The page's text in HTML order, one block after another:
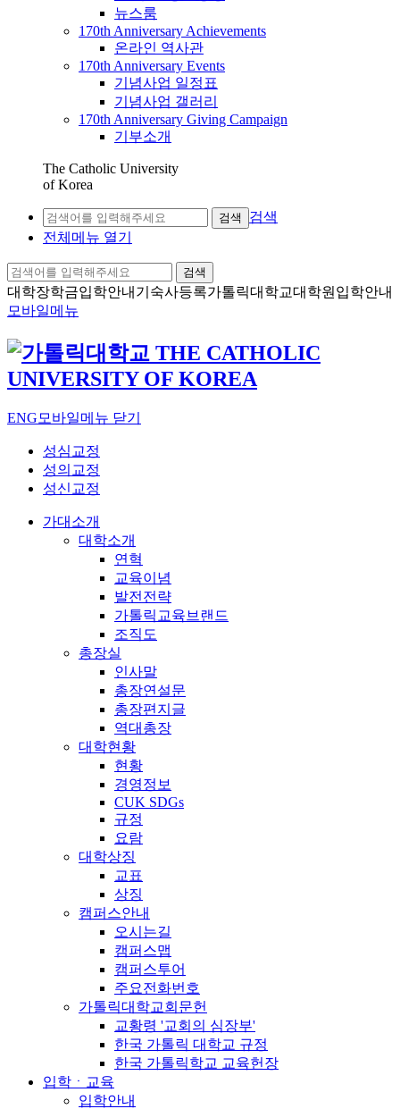
뉴스룸
170th Anniversary Achievements
온라인 역사관
170th Anniversary Events
기념사업 일정표
기념사업 갤러리
170th Anniversary Giving Campaign
기부소개
The Catholic University
of Korea
검색
검색
전체메뉴 열기
검색
대학장학금입학안내 기숙사등록가톨릭대학교대학원입학안내
모바일메뉴
ENG 모바일메뉴 닫기
성심교정
성의교정
성신교정
가대소개
대학소개
연혁
교육이념
발전전략
가톨릭교육브랜드
조직도
총장실
인사말
총장연설문
총장편지글
역대총장
대학현황
현황
경영정보
CUK SDGs
규정
요람
대학상징
교표
상징
캠퍼스안내
오시는길
캠퍼스맵
캠퍼스투어
주요전화번호
가톨릭대학교회문헌
교황령 '교회의 심장부'
한국 가톨릭 대학교 규정
한국 가톨릭학교 교육헌장
입학ㆍ교육
입학안내